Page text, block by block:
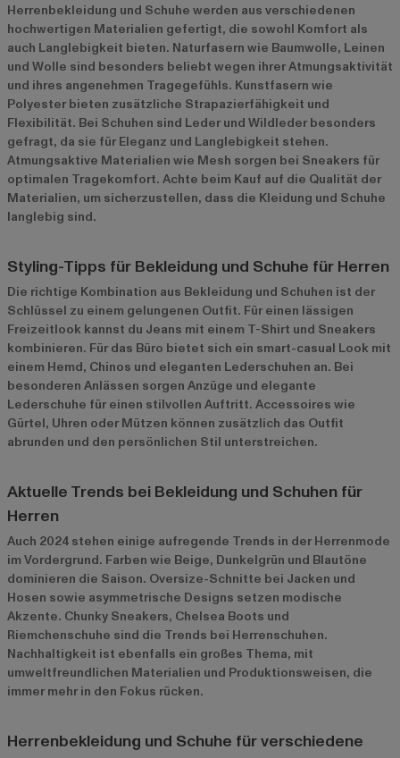
Herrenbekleidung und Schuhe werden aus verschiedenen
hochwertigen Materialien gefertigt, die sowohl Komfort als
auch Langlebigkeit bieten. Naturfasern wie Baumwolle, Leinen
und Wolle sind besonders beliebt wegen ihrer Atmungsaktivität
und ihres angenehmen Tragegefühls. Kunstfasern wie
Polyester bieten zusätzliche Strapazierfähigkeit und
Flexibilität. Bei Schuhen sind Leder und Wildleder besonders
gefragt, da sie für Eleganz und Langlebigkeit stehen.
Atmungsaktive Materialien wie Mesh sorgen bei Sneakers für
optimalen Tragekomfort. Achte beim Kauf auf die Qualität der
Materialien, um sicherzustellen, dass die Kleidung und Schuhe
langlebig sind.
Styling-Tipps für Bekleidung und Schuhe für Herren
Die richtige Kombination aus Bekleidung und Schuhen ist der
Schlüssel zu einem gelungenen Outfit. Für einen lässigen
Freizeitlook kannst du Jeans mit einem T-Shirt und Sneakers
kombinieren. Für das Büro bietet sich ein smart-casual Look mit
einem Hemd, Chinos und eleganten Lederschuhen an. Bei
besonderen Anlässen sorgen Anzüge und elegante
Lederschuhe für einen stilvollen Auftritt. Accessoires wie
Gürtel, Uhren oder Mützen können zusätzlich das Outfit
abrunden und den persönlichen Stil unterstreichen.
Aktuelle Trends bei Bekleidung und Schuhen für
Herren
Auch 2024 stehen einige aufregende Trends in der Herrenmode
im Vordergrund. Farben wie Beige, Dunkelgrün und Blautöne
dominieren die Saison. Oversize-Schnitte bei Jacken und
Hosen sowie asymmetrische Designs setzen modische
Akzente. Chunky Sneakers, Chelsea Boots und
Riemchenschuhe sind die Trends bei Herrenschuhen.
Nachhaltigkeit ist ebenfalls ein großes Thema, mit
umweltfreundlichen Materialien und Produktionsweisen, die
immer mehr in den Fokus rücken.
Herrenbekleidung und Schuhe für verschiedene